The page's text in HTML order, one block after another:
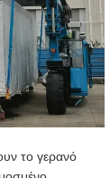
το γερανό